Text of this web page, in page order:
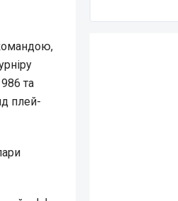
та
плей-